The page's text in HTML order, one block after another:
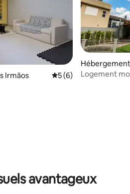
24 commentaires : 4,88 sur 5
Irmãos Évaluation moyenne
5 (6)
Logement
avantageux